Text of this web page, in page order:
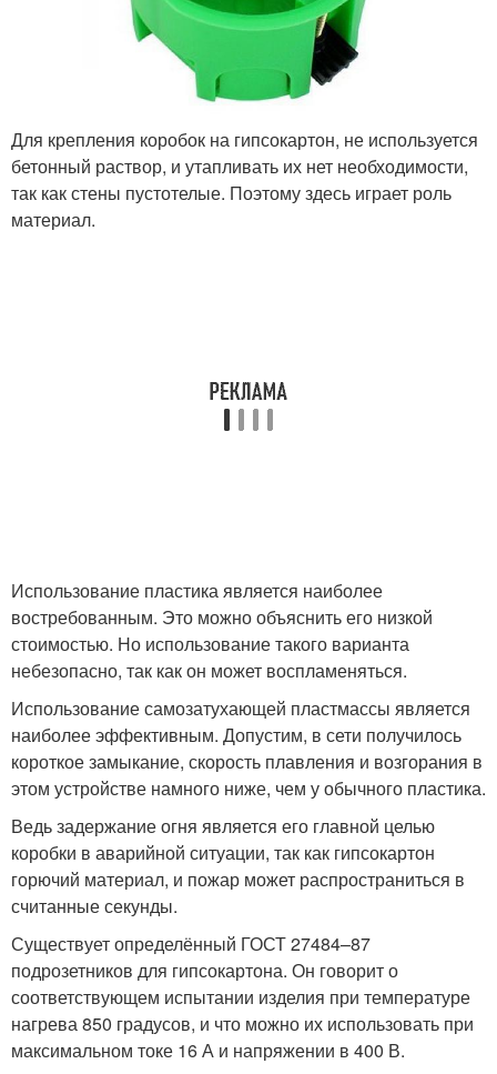
Для крепления коробок на гипсокартон, не используется
бетонный раствор, и утапливать их нет необходимости,
так как стены пустотелые. Поэтому здесь играет роль
материал.
Использование пластика является наиболее
востребованным. Это можно объяснить его низкой
стоимостью. Но использование такого варианта
небезопасно, так как он может воспламеняться.
Использование самозатухающей пластмассы является
наиболее эффективным. Допустим, в сети получилось
короткое замыкание, скорость плавления и возгорания в
этом устройстве намного ниже, чем у обычного пластика.
Ведь задержание огня является его главной целью
коробки в аварийной ситуации, так как гипсокартон
горючий материал, и пожар может распространиться в
считанные секунды.
Существует определённый ГОСТ 27484–87
подрозетников для гипсокартона. Он говорит о
соответствующем испытании изделия при температуре
нагрева 850 градусов, и что можно их использовать при
максимальном токе 16 А и напряжении в 400 В.